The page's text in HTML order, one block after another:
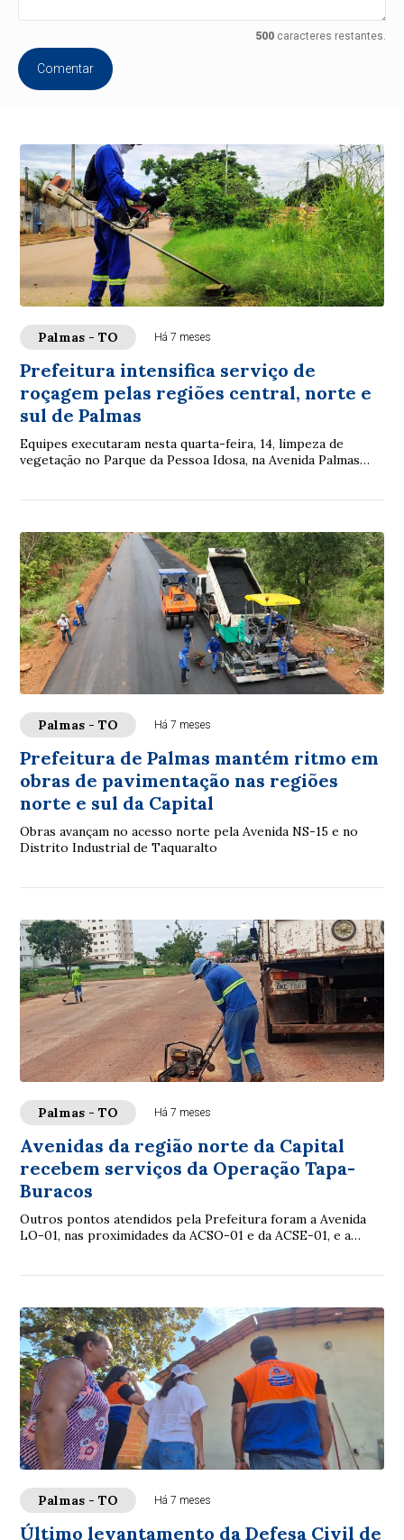
500caracteres restantes.
Comentar
Palmas - TO Há 7 meses
Prefeitura intensifica serviço de
roçagem pelas regiões central, norte e
sul de Palmas
Equipes executaram nesta quarta-feira, 14, limpeza de
vegetação no Parque da Pessoa Idosa, na Avenida Palmas
Palmas - TO Há 7 meses
Prefeitura de Palmas mantém ritmo em
obras de pavimentação nas regiões
norte e sul da Capital
Obras avançam no acesso norte pela Avenida NS-15 e no
Distrito Industrial de Taquaralto
Palmas - TO Há 7 meses
Avenidas da região norte da Capital
recebem serviços da Operação Tapa-
Buracos
Outros pontos atendidos pela Prefeitura foram a Avenida
LO-01, nas proximidades da ACSO-01 e da ACSE-01, e a
Palmas - TO Há 7 meses
Último levantamento da Defesa Civil de